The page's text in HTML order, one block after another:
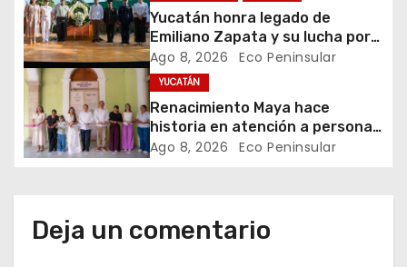
e
e
n
t
d
Yucatán honra legado de
Emiliano Zapata y su lucha por
la justicia social
Ago 8, 2026 Eco Peninsular
YUCATÁN
Renacimiento Maya hace
historia en atención a personas
autistas
Ago 8, 2026 Eco Peninsular
Deja un comentario